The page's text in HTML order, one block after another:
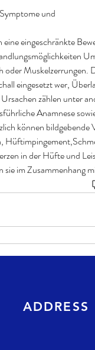
und
oder Muskelzerrungen.
eingesetzt wer,
zählen unter
Anamnese
können bildgebende
in der Hüfte und
ADDRESS